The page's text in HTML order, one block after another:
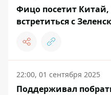
Фицо посетит Китай,
встретиться с
22:00, 01 сентября 2025
Поддерживал